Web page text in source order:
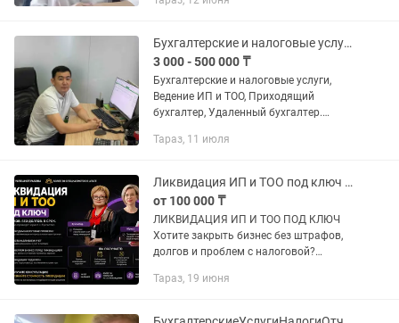
предоставляя полный спектр услуг для
Бухгалтерские и налоговые услуги, Ведение ИП и ТОО, Удаленный бухгалтер
3 000 - 500 000 ₸
Бухгалтерские и налоговые услуги,
Ведение ИП и ТОО, Приходящий
бухгалтер, Удаленный бухгалтер.
профессиональный бухгалтер уже 11
Тараз, 11 июля
Ликвидация ИП и ТОО под ключ От бухгалтера и юриста
от 100 000 ₸
ЛИКВИДАЦИЯ ИП И ТОО ПОД КЛЮЧ
Хотите закрыть бизнес без штрафов,
долгов и проблем с налоговой?
процесс ликвидации на себя.
одновременно: ✓...
Тараз, 19 июня